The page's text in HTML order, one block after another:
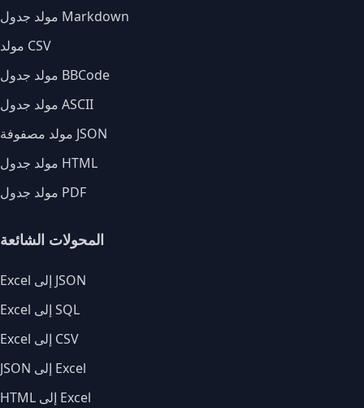
مولد جدول Markdown
مولد CSV
مولد جدول BBCode
مولد جدول ASCII
مولد مصفوفة JSON
مولد جدول HTML
مولد جدول PDF
المحولات الشائعة
Excel إلى JSON
Excel إلى SQL
Excel إلى CSV
JSON إلى Excel
HTML إلى Excel